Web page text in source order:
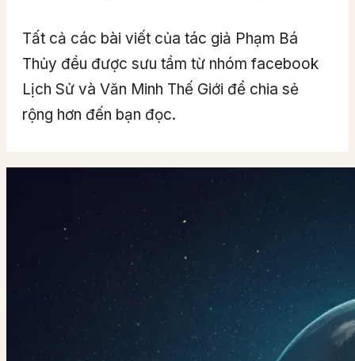
Tất cả các bài viết của tác giả Phạm Bá
Thủy đều được sưu tầm từ nhóm facebook
Lịch Sử và Văn Minh Thế Giới để chia sẻ
rộng hơn đến bạn đọc.